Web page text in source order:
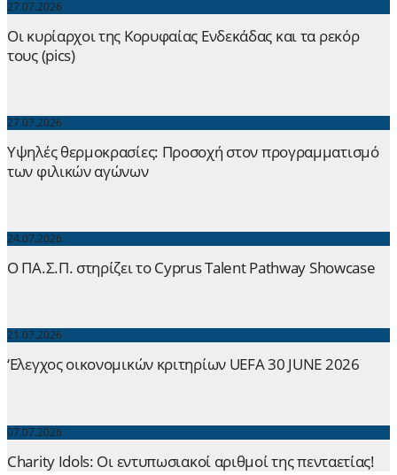
27.07.2026
Οι κυρίαρχοι της Κορυφαίας Ενδεκάδας και τα ρεκόρ
τους (pics)
27.07.2026
Yψηλές θερμοκρασίες: Προσοχή στον προγραμματισμό
των φιλικών αγώνων
24.07.2026
Ο ΠΑ.Σ.Π. στηρίζει το Cyprus Talent Pathway Showcase
21.07.2026
‘Ελεγχος οικονομικών κριτηρίων UEFA 30 JUNE 2026
07.07.2026
Charity Idols: Οι εντυπωσιακοί αριθμοί της πενταετίας!